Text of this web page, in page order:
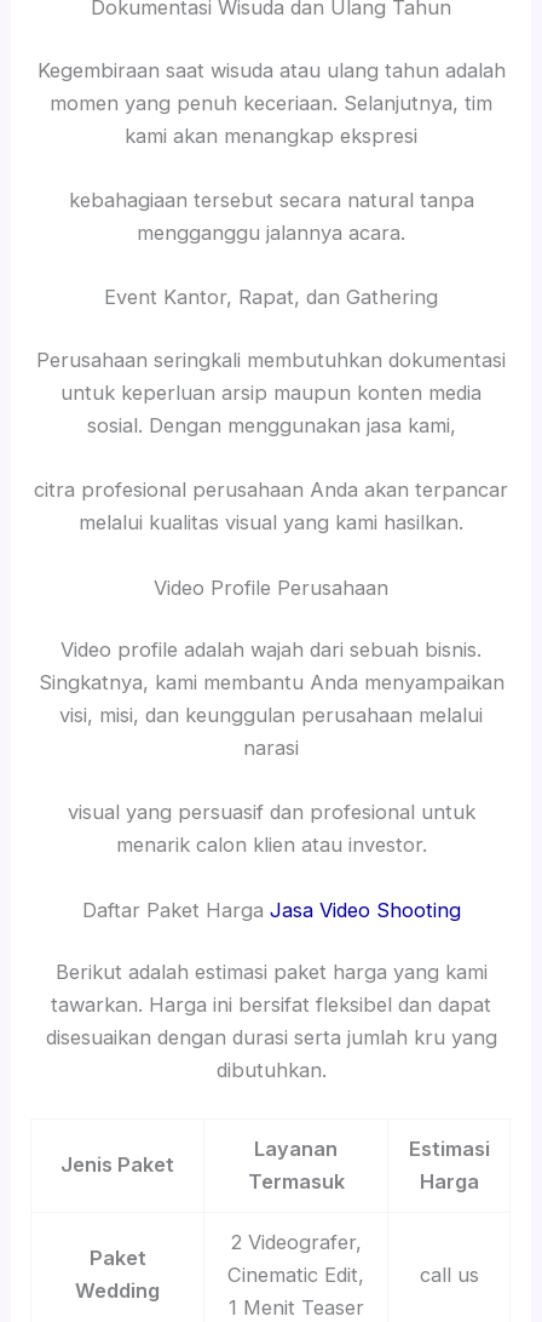
Dokumentasi Wisuda dan Ulang Tahun
Kegembiraan saat wisuda atau ulang tahun adalah
momen yang penuh keceriaan. Selanjutnya, tim
kami akan menangkap ekspresi
kebahagiaan tersebut secara natural tanpa
mengganggu jalannya acara.
Event Kantor, Rapat, dan Gathering
Perusahaan seringkali membutuhkan dokumentasi
untuk keperluan arsip maupun konten media
sosial. Dengan menggunakan jasa kami,
citra profesional perusahaan Anda akan terpancar
melalui kualitas visual yang kami hasilkan.
Video Profile Perusahaan
Video profile adalah wajah dari sebuah bisnis.
Singkatnya, kami membantu Anda menyampaikan
visi, misi, dan keunggulan perusahaan melalui
narasi
visual yang persuasif dan profesional untuk
menarik calon klien atau investor.
Daftar Paket Harga Jasa Video Shooting
Berikut adalah estimasi paket harga yang kami
tawarkan. Harga ini bersifat fleksibel dan dapat
disesuaikan dengan durasi serta jumlah kru yang
dibutuhkan.
Jenis Paket
Layanan
Termasuk
Estimasi
Harga
Paket
Wedding
2 Videografer,
Cinematic Edit,
1 Menit Teaser
call us